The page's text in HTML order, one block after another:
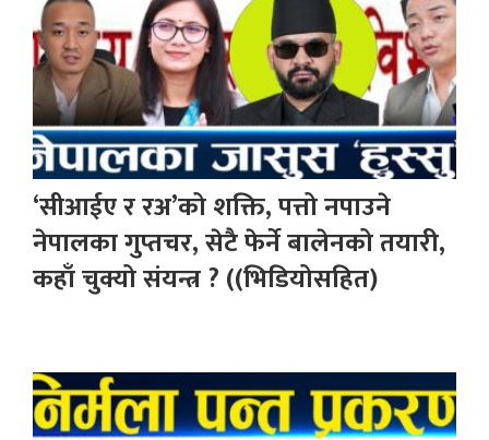
‘सीआईए र रअ’को शक्ति, पत्तो नपाउने
नेपालका गुप्तचर, सेटै फेर्ने बालेनको तयारी,
कहाँ चुक्यो संयन्त्र ? ((भिडियोसहित)